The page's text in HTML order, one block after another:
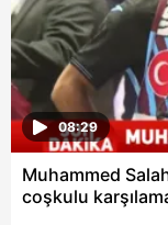
08:29
Muhammed
coşkulu